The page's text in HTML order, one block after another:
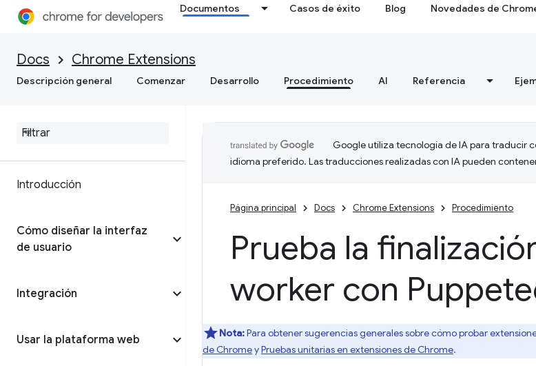
Documentos Casos de éxito Blog Novedades de
Docs Chrome Extensions
Descripción general Comenzar Desarrollo Procedimiento AI Referencia
Introducción
Cómo diseñar la interfaz
de usuario
Integración
Usar la plataforma web
Google utiliza tecnología de IA para traducir
idioma preferido. Las traducciones realizadas con IA pueden
Página principal Docs Chrome Extensions Procedimiento
Prueba la
worker con
Nota:Para obtener sugerencias generales sobre cómo probar
de ChromeyPruebas unitarias en extensiones de Chrome.